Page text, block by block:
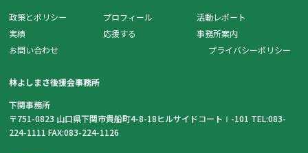
政策とポリシー プロフィール
活動レポート
実績
応援する
事務所案内
お問い合わせ
プライバシーポリシー
林よしまさ後援会事務所
下関事務所
〒751-0823 山口県下関市貴船町4-8-18ヒルサイドコートⅠ-101 TEL:083-
224-1111 FAX:083-224-1126